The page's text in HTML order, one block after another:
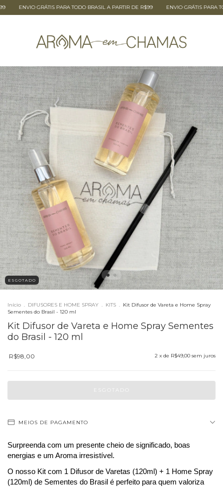
ENVIO GRÁTIS PARA TODO BRASIL A PARTIR DE R$99 ENVIO GRÁTIS PARA
ESGOTADO
Início . DIFUSORES E HOME SPRAY . KITS . Kit Difusor de Vareta e Home Spray
Sementes do Brasil - 120 ml
Kit Difusor de Vareta e Home Spray Sementes
do Brasil - 120 ml
R$98,00 2 x de R$49,00 sem juros
MEIOS DE PAGAMENTO
Surpreenda com um presente cheio de significado, boas
energias e um Aroma irresistível.
O nosso Kit com 1 Difusor de Varetas (120ml) + 1 Home Spray
(120ml) de Sementes do Brasil é perfeito para quem valoriza